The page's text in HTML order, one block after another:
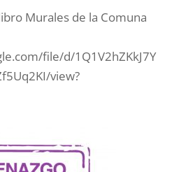
Murales de la Comuna
file/d/1Q1V2hZKkJ7Y
view?